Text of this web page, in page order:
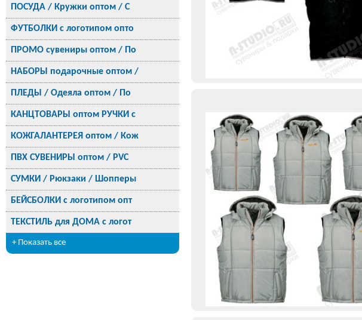
ПОСУДА / Кружки оптом / С
ФУТБОЛКИ с логотипом опто
ПРОМО сувениры оптом / По
НАБОРЫ подарочные оптом /
ПЛЕДЫ / Одеяла оптом / По
КАНЦТОВАРЫ оптом РУЧКИ с
КОЖГАЛАНТЕРЕЯ оптом / Кож
ПВХ СУВЕНИРЫ оптом / PVC
СУМКИ / Рюкзаки / Шопперы
БЕЙСБОЛКИ с логотипом опт
ТЕКСТИЛЬ для ДОМА с логот
+ Показать все